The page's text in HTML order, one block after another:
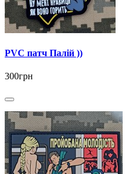
PVC патч Палій ))
300грн